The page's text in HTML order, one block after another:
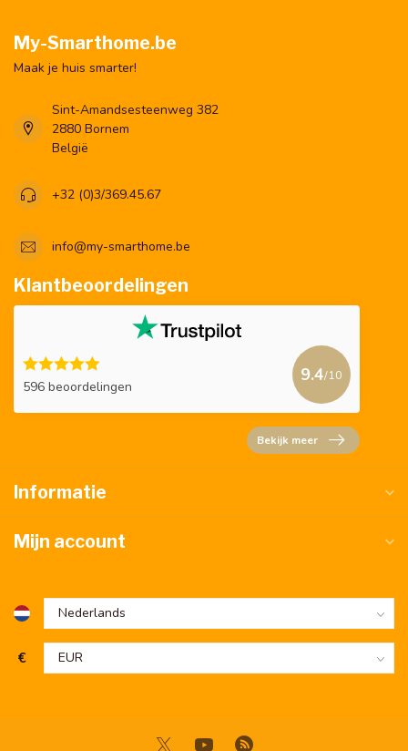
My-Smarthome.be
Maak je huis smarter!
Sint-Amandsesteenweg 382
2880 Bornem
België
+32 (0)3/369.45.67
info@my-smarthome.be
Klantbeoordelingen
596 beoordelingen
9.4/10
Bekijk meer
Informatie
Mijn account
€